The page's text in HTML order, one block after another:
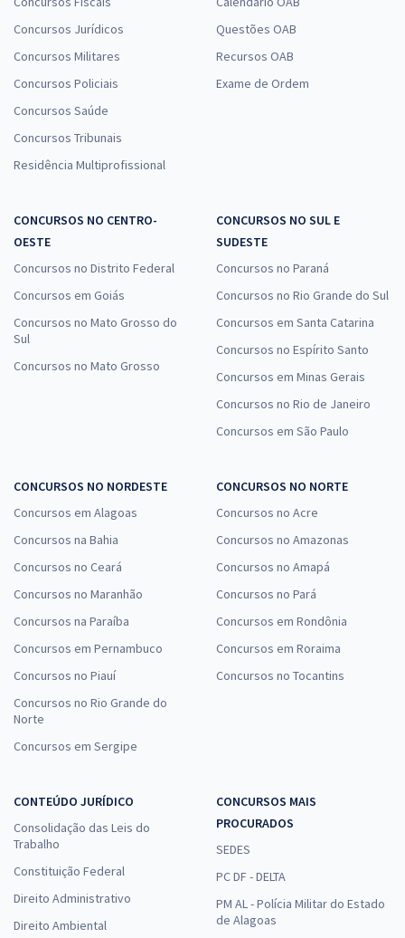
Concursos Jurídicos
Concursos Militares
Concursos Policiais
Concursos Saúde
Concursos Tribunais
Residência Multiprofissional
Questões OAB
Recursos OAB
Exame de Ordem
CONCURSOS NO CENTRO-
OESTE
Concursos no Distrito Federal
Concursos em Goiás
Concursos no Mato Grosso do
Sul
Concursos no Mato Grosso
CONCURSOS NO SUL E
SUDESTE
Concursos no Paraná
Concursos no Rio Grande do Sul
Concursos em Santa Catarina
Concursos no Espírito Santo
Concursos em Minas Gerais
Concursos no Rio de Janeiro
Concursos em São Paulo
CONCURSOS NO NORDESTE
Concursos em Alagoas
Concursos na Bahia
Concursos no Ceará
Concursos no Maranhão
Concursos na Paraíba
Concursos em Pernambuco
Concursos no Piauí
Concursos no Rio Grande do
Norte
Concursos em Sergipe
CONCURSOS NO NORTE
Concursos no Acre
Concursos no Amazonas
Concursos no Amapá
Concursos no Pará
Concursos em Rondônia
Concursos em Roraima
Concursos no Tocantins
CONTEÚDO JURÍDICO
Consolidação das Leis do
Trabalho
Constituição Federal
Direito Administrativo
Direito Ambiental
CONCURSOS MAIS
PROCURADOS
SEDES
PC DF - DELTA
PM AL - Polícia Militar do Estado
de Alagoas